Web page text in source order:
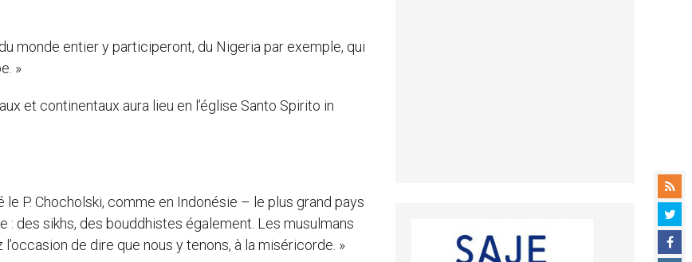
monde entier y participeront, du Nigeria par exemple, qui
»
et continentaux aura lieu en l’église Santo Spirito in
P. Chocholski, comme en Indonésie – le plus grand pays
des sikhs, des bouddhistes également. Les musulmans
de dire que nous y tenons, à la miséricorde. »